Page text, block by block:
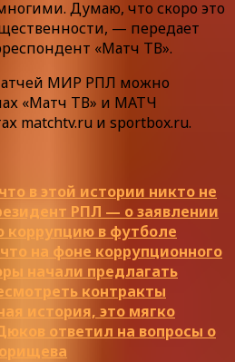
Думаю, что скоро это
— передает
«Матч ТВ».
МИР РПЛ можно
«Матч ТВ» и МАТЧ
matchtv.ru и sportbox.ru.
в этой истории никто не
РПЛ — о заявлении
в футболе
на фоне коррупционного
начали предлагать
контракты
история, это мягко
ответил на вопросы о